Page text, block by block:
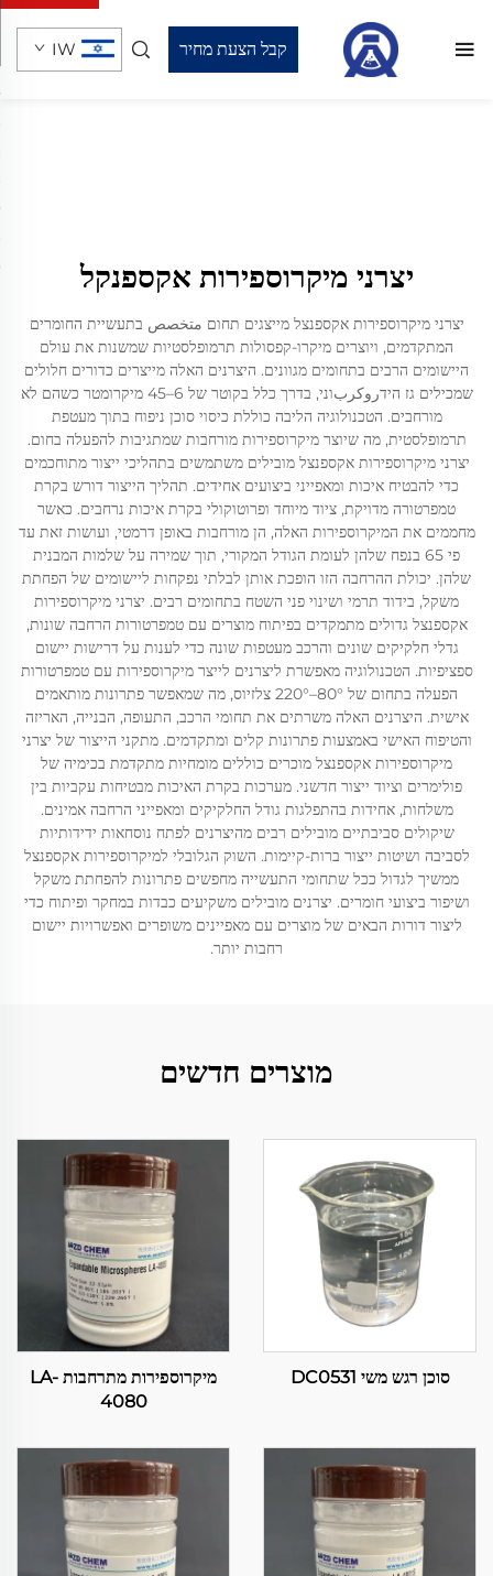
קבל הצעת מחיר IW
יצרני מיקרוספירות אקספנקל
יצרני מיקרוספירות אקספנצל מייצגים תחום متخصص בתעשיית החומרים
המתקדמים, ויוצרים מיקרו-קפסולות תרמופלסטיות שמשנות את עולם
היישומים הרבים בתחומים מגוונים. היצרנים האלה מייצרים כדורים חלולים
שמכילים גז הידروكربוני, בדרך כלל בקוטר של 6–45 מיקרומטר כשהם לא
מורחבים. הטכנולוגיה הליבה כוללת כיסוי סוכן ניפוח בתוך מעטפת
תרמופלסטית, מה שיוצר מיקרוספירות מורחבות שמתגיבות להפעלה בחום.
יצרני מיקרוספירות אקספנצל מובילים משתמשים בתהליכי ייצור מתוחכמים
כדי להבטיח איכות ומאפייני ביצועים אחידים. תהליך הייצור דורש בקרת
טמפרטורה מדויקת, ציוד מיוחד ופרוטוקולי בקרת איכות נרחבים. כאשר
מחממים את המיקרוספירות האלה, הן מורחבות באופן דרמטי, ועושות זאת עד
פי 65 בנפח שלהן לעומת הגודל המקורי, תוך שמירה על שלמות המבנית
שלהן. יכולת ההרחבה הזו הופכת אותן לבלתי נפקחות ליישומים של הפחתת
משקל, בידוד תרמי ושינוי פני השטח בתחומים רבים. יצרני מיקרוספירות
אקספנצל גדולים מתמקדים בפיתוח מוצרים עם טמפרטורות הרחבה שונות,
גדלי חלקיקים שונים והרכב מעטפות שונה כדי לענות על דרישות יישום
ספציפיות. הטכנולוגיה מאפשרת ליצרנים לייצר מיקרוספירות עם טמפרטורות
הפעלה בתחום של 80°–220° צלזיוס, מה שמאפשר פתרונות מותאמים
אישית. היצרנים האלה משרתים את תחומי הרכב, התעופה, הבנייה, האריזה
והטיפוח האישי באמצעות פתרונות קלים ומתקדמים. מתקני הייצור של יצרני
מיקרוספירות אקספנצל מוכרים כוללים מומחיות מתקדמת בכימיה של
פולימרים וציוד ייצור חדשני. מערכות בקרת האיכות מבטיחות עקביות בין
משלחות, אחידות בהתפלגות גודל החלקיקים ומאפייני הרחבה אמינים.
שיקולים סביבתיים מובילים רבים מהיצרנים לפתח נוסחאות ידידותיות
לסביבה ושיטות ייצור ברות-קיימות. השוק הגלובלי למיקרוספירות אקספנצל
ממשיך לגדול ככל שתחומי התעשייה מחפשים פתרונות להפחתת משקל
ושיפור ביצועי חומרים. יצרנים מובילים משקיעים כבדות במחקר ופיתוח כדי
ליצור דורות הבאים של מוצרים עם מאפיינים משופרים ואפשרויות יישום
רחבות יותר.
מוצרים חדשים
סוכן רגש משי DC0531
מיקרוספירות מתרחבות LA-
4080